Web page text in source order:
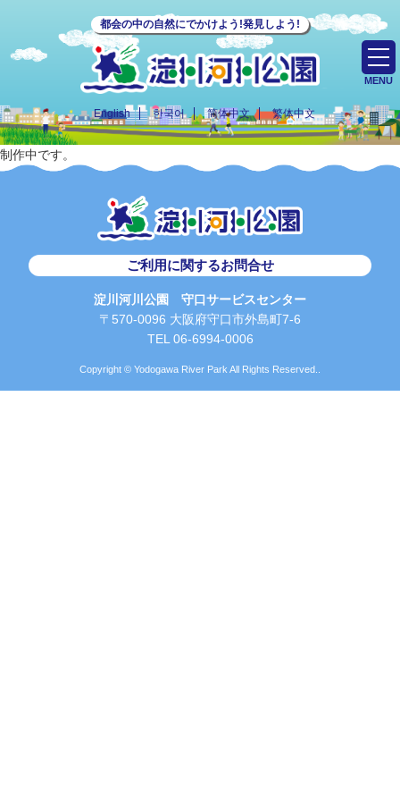
都会の中の自然にでかけよう!発見しよう!
English 한국어 简体中文 繁体中文
MENU
制作中です。
ご利用に関するお問合せ
淀川河川公園 守口サービスセンター
〒570-0096 大阪府守口市外島町7-6
TEL 06-6994-0006
Copyright © Yodogawa River Park All Rights Reserved..